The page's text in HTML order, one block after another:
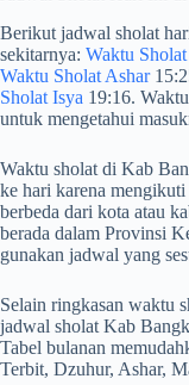
Berikut jadwal sholat
sekitarnya: Waktu
Waktu Sholat Ashar
Sholat Isya 19:16.
untuk mengetahui
Waktu sholat di Kab
ke hari karena
berbeda dari kota atau
berada dalam Provinsi
gunakan jadwal yang
Selain ringkasan waktu
jadwal sholat Kab
Tabel bulanan
Terbit, Dzuhur, Ashar,